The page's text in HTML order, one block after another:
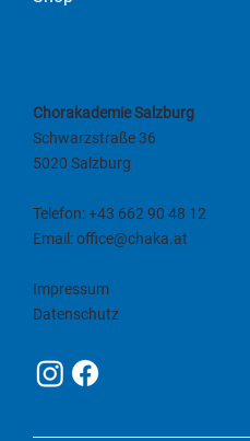
Chorakademie Salzburg
Schwarzstraße 36
5020 Salzburg
Telefon:+43 662 90 48 12
Email:office@chaka.at
Impressum
Datenschutz